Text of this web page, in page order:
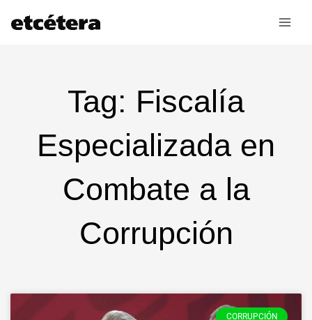
Tag: Fiscalía
Especializada en
Combate a la
Corrupción
CORRUPCIÓN